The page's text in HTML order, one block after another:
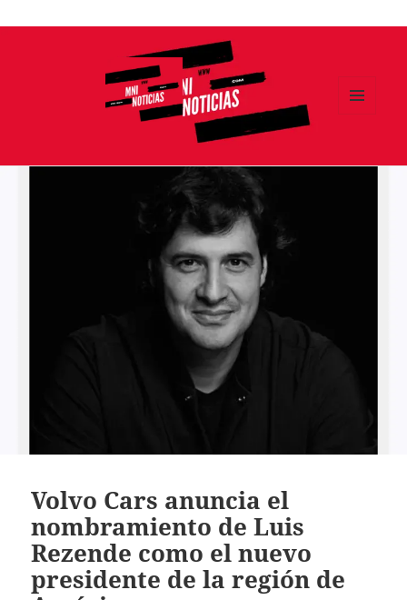
Ir
Volvo Cars anuncia el
nombramiento de Luis
Rezende como el nuevo
presidente de la región de